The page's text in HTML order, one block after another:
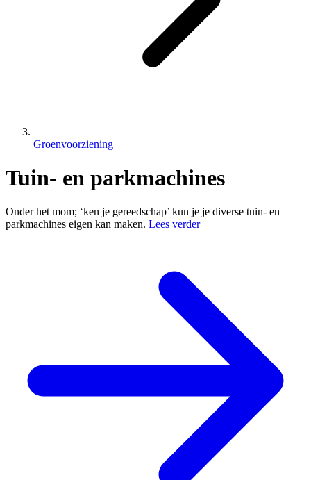
Groenvoorziening
Tuin- en parkmachines
Onder het mom; ‘ken je gereedschap’ kun je je diverse tuin- en
parkmachines eigen kan maken. Lees verder